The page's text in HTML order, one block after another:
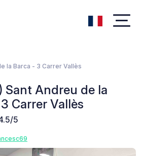
la Barca - 3 Carrer Vallès
Sant Andreu de la
Carrer Vallès
5